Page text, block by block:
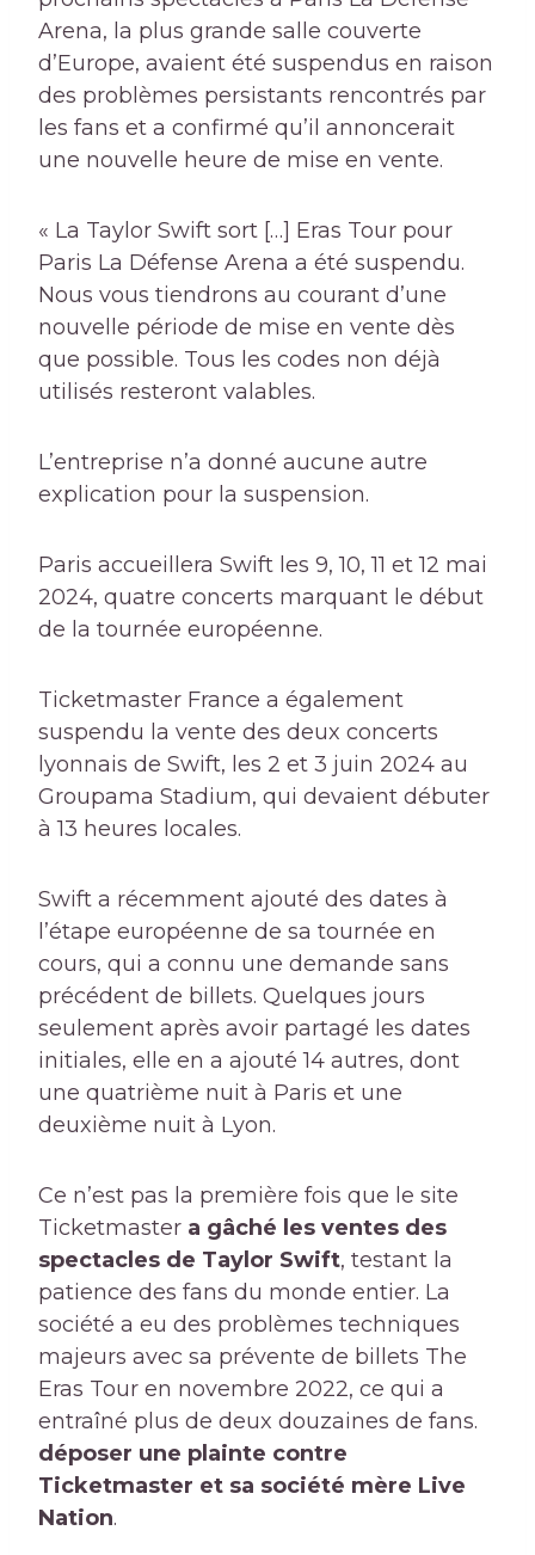
Arena, la plus grande salle couverte
d’Europe, avaient été suspendus en raison
des problèmes persistants rencontrés par
les fans et a confirmé qu’il annoncerait
une nouvelle heure de mise en vente.
« La Taylor Swift sort […] Eras Tour pour
Paris La Défense Arena a été suspendu.
Nous vous tiendrons au courant d’une
nouvelle période de mise en vente dès
que possible. Tous les codes non déjà
utilisés resteront valables.
L’entreprise n’a donné aucune autre
explication pour la suspension.
Paris accueillera Swift les 9, 10, 11 et 12 mai
2024, quatre concerts marquant le début
de la tournée européenne.
Ticketmaster France a également
suspendu la vente des deux concerts
lyonnais de Swift, les 2 et 3 juin 2024 au
Groupama Stadium, qui devaient débuter
à 13 heures locales.
Swift a récemment ajouté des dates à
l’étape européenne de sa tournée en
cours, qui a connu une demande sans
précédent de billets. Quelques jours
seulement après avoir partagé les dates
initiales, elle en a ajouté 14 autres, dont
une quatrième nuit à Paris et une
deuxième nuit à Lyon.
Ce n’est pas la première fois que le site
Ticketmaster a gâché les ventes des
spectacles de Taylor Swift, testant la
patience des fans du monde entier. La
société a eu des problèmes techniques
majeurs avec sa prévente de billets The
Eras Tour en novembre 2022, ce qui a
entraîné plus de deux douzaines de fans.
déposer une plainte contre
Ticketmaster et sa société mère Live
Nation.